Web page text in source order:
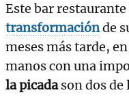
Este bar
transformaciónde
meses más tarde,
manos con una
la picadason dos de